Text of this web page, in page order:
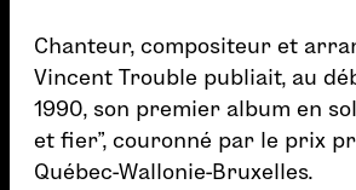
Chanteur, compositeur et
Vincent Trouble publiait, au
1990, son premier album en
et fier”, couronné par le prix
Québec-Wallonie-Bruxelles.